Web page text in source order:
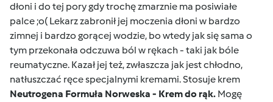
dłoni i do tej pory gdy trochę zmarznie ma posiwiałe
palce ;o( Lekarz zabronił jej moczenia dłoni w bardzo
zimnej i bardzo gorącej wodzie, bo wtedy jak się sama o
tym przekonała odczuwa ból w rękach - taki jak bóle
reumatyczne. Kazał jej też, zwłaszcza jak jest chłodno,
natłuszczać ręce specjalnymi kremami. Stosuje krem
Neutrogena Formuła Norweska - Krem do rąk. Mogę